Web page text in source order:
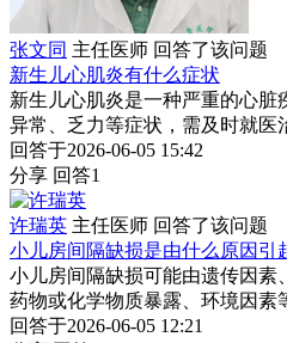
张文同 主任医师 回答了该问题
新生儿心肌炎有什么症状
新生儿心肌炎是一种严重的心
异常、乏力等症状，需及时就医
回答于2026-06-05 15:42
分享 回答1
许瑞英 主任医师 回答了该问题
小儿房间隔缺损是由什么原因引
小儿房间隔缺损可能由遗传因素
药物或化学物质暴露、环境因素
回答于2026-06-05 12:21